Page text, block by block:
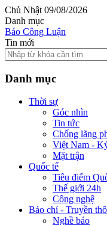
Chủ Nhật 09/08/2026
Danh mục
Báo Công Luận
Tin mới
Danh mục
Thời sự
Góc nhìn
Tin tức
Chống lãng
Việt Nam -
Mặt trận
Quốc tế
Tiêu điểm
Thế giới 24h
Công nghệ
Báo chí - Truyền
Nghề báo